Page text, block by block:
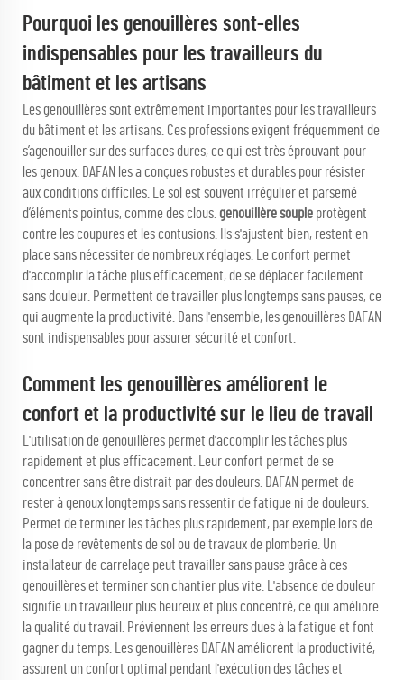
Pourquoi les genouillères sont-elles
indispensables pour les travailleurs du
bâtiment et les artisans
Les genouillères sont extrêmement importantes pour les travailleurs
du bâtiment et les artisans. Ces professions exigent fréquemment de
s’agenouiller sur des surfaces dures, ce qui est très éprouvant pour
les genoux. DAFAN les a conçues robustes et durables pour résister
aux conditions difficiles. Le sol est souvent irrégulier et parsemé
d’éléments pointus, comme des clous. genouillère souple protègent
contre les coupures et les contusions. Ils s'ajustent bien, restent en
place sans nécessiter de nombreux réglages. Le confort permet
d'accomplir la tâche plus efficacement, de se déplacer facilement
sans douleur. Permettent de travailler plus longtemps sans pauses, ce
qui augmente la productivité. Dans l'ensemble, les genouillères DAFAN
sont indispensables pour assurer sécurité et confort.
Comment les genouillères améliorent le
confort et la productivité sur le lieu de travail
L'utilisation de genouillères permet d'accomplir les tâches plus
rapidement et plus efficacement. Leur confort permet de se
concentrer sans être distrait par des douleurs. DAFAN permet de
rester à genoux longtemps sans ressentir de fatigue ni de douleurs.
Permet de terminer les tâches plus rapidement, par exemple lors de
la pose de revêtements de sol ou de travaux de plomberie. Un
installateur de carrelage peut travailler sans pause grâce à ces
genouillères et terminer son chantier plus vite. L'absence de douleur
signifie un travailleur plus heureux et plus concentré, ce qui améliore
la qualité du travail. Préviennent les erreurs dues à la fatigue et font
gagner du temps. Les genouillères DAFAN améliorent la productivité,
assurent un confort optimal pendant l'exécution des tâches et